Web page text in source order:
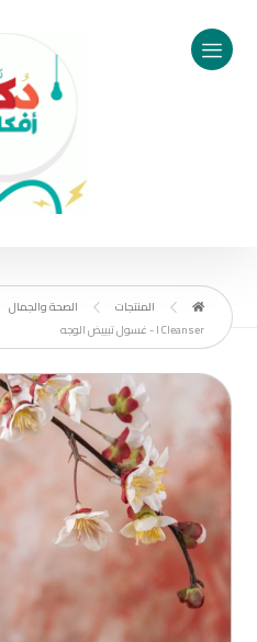
المنتجات الصحة والجمال
l Cleanser - غسول تبييض الوجه